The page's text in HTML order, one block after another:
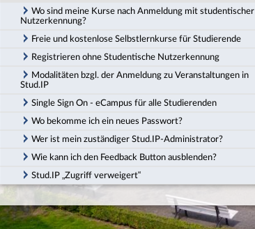
Wo sind meine Kurse nach Anmeldung mit studentischer
Nutzerkennung?
Freie und kostenlose Selbstlernkurse für Studierende
Registrieren ohne Studentische Nutzerkennung
Modalitäten bzgl. der Anmeldung zu Veranstaltungen in
Stud.IP
Single Sign On - eCampus für alle Studierenden
Wo bekomme ich ein neues Passwort?
Wer ist mein zuständiger Stud.IP-Administrator?
Wie kann ich den Feedback Button ausblenden?
Stud.IP „Zugriff verweigert“